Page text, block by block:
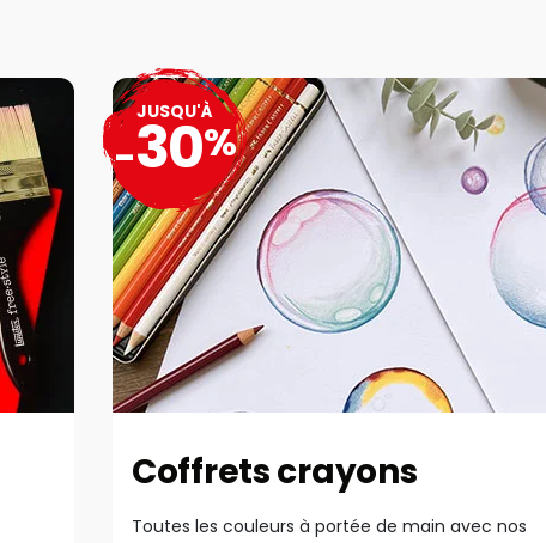
Coffrets crayons
Toutes les couleurs à portée de main avec nos
JUSQU'À
-30%